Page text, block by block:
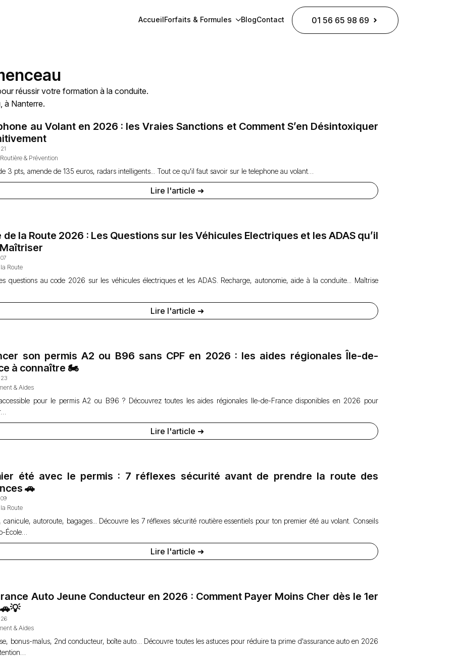
AccueilForfaits & Formules BlogContact 01 56 65 98 69
réussir votre formation à la conduite.
à Nanterre.
au Volant en 2026 : les Vraies Sanctions et Comment S’en Désintoxiquer
& Prévention
3 pts, amende de 135 euros, radars intelligents... Tout ce qu'il faut savoir sur le telephone au volant…
Lire l'article ➜
de la Route 2026 : Les Questions sur les Véhicules Electriques et les ADAS qu’il
Route
questions au code 2026 sur les véhicules électriques et les ADAS. Recharge, autonomie, aide à la conduite... Maîtrise
Lire l'article ➜
son permis A2 ou B96 sans CPF en 2026 : les aides régionales Île-de-
à connaître 🏍️
& Aides
pour le permis A2 ou B96 ? Découvrez toutes les aides régionales Ile-de-France disponibles en 2026 pour
Lire l'article ➜
été avec le permis : 7 réflexes sécurité avant de prendre la route des
🚗
Route
canicule, autoroute, bagages... Découvre les 7 réflexes sécurité routière essentiels pour ton premier été au volant. Conseils
École…
Lire l'article ➜
Auto Jeune Conducteur en 2026 : Comment Payer Moins Cher dès le 1er
& Aides
bonus-malus, 2nd conducteur, boîte auto… Découvre toutes les astuces pour réduire ta prime d'assurance auto en 2026